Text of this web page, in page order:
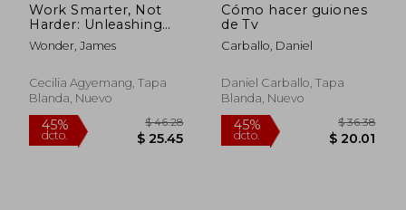
Work Smarter, Not
Harder: Unleashing
Your Productivity
Potential (en Inglés)
Wonder, James
Cecilia Agyemang, Tapa
Blanda, Nuevo
Cómo hacer guiones
de Tv
Carballo, Daniel
Daniel Carballo, Tapa
Blanda, Nuevo